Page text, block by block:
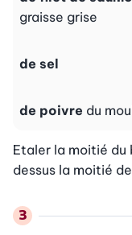
graisse grise
de sel
de poivre du
Etaler la moitié du
dessus la moitié